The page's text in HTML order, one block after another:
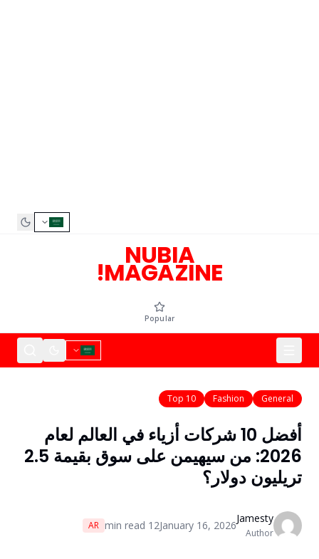
NUBIA
MAGAZINE!
Popular
General
Fashion
Top 10
أفضل 10 شركات أزياء في العالم لعام
2026: من سيهيمن على سوق بقيمة 2.5
تريليون دولار؟
Jamesty
Author
January 16, 2026
12
AR